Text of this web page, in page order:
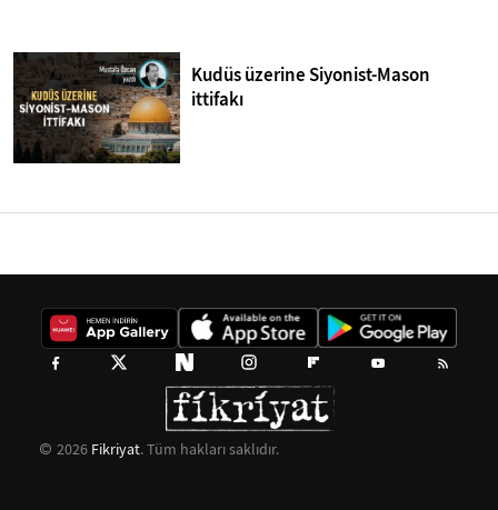
Kudüs üzerine Siyonist-Mason
ittifakı
2026 Fikriyat. Tüm hakları saklıdır.